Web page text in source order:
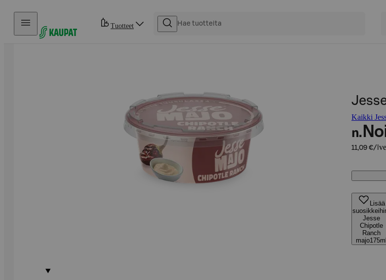
Hyppää sisältöön
Tuotteet
Kaikki
n.
11,09 €/l
Lisää
Jesse
Chipotle
Ranch
majo175ml